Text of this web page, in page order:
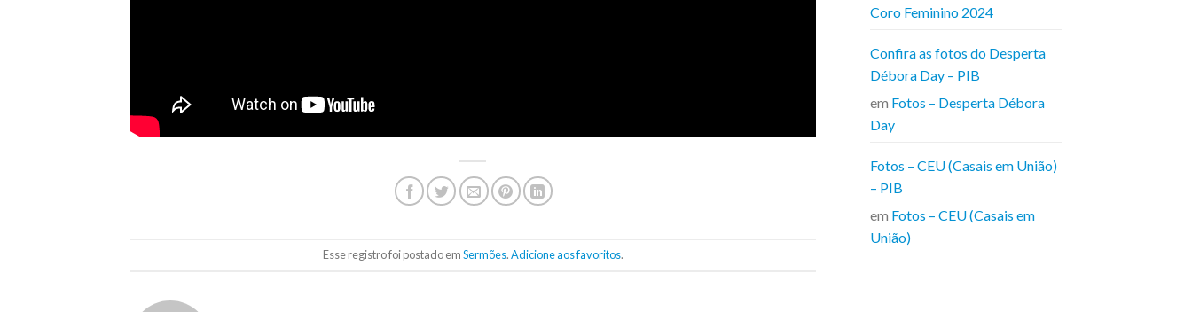
Esse registro foi postado emSermões.Adicione aos favoritos.
Coro Feminino 2024
Confira as fotos do Desperta
Débora Day – PIB
em Fotos – Desperta Débora
Day
Fotos – CEU (Casais em União)
– PIB
em Fotos – CEU (Casais em
União)